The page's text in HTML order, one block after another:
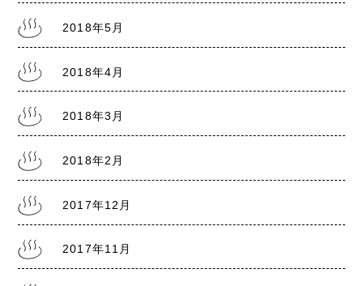
2018年5月
2018年4月
2018年3月
2018年2月
2017年12月
2017年11月